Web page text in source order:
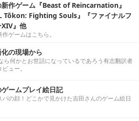
作ゲーム『Beast of Reincarnation』
Tōkon: Fighting Souls』『ファイナルフ
XIV』他
ゲームはこちら。
の現場から
ら何かとお世話になっているであろう有志翻訳者
ュー。
ームプレイ絵日記
パの顔！どこかで見かけた吉田さんのゲーム絵日